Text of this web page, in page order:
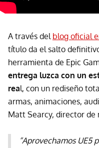
A través del blog oficial
título da el salto
herramienta de Epic
entrega luzca con un
real, con un rediseño
armas, animaciones,
Matt Searcy, director de
“Aprovechamos UE5